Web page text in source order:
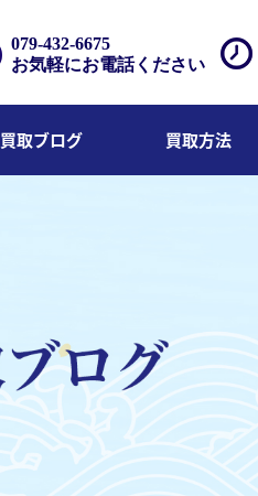
079-432-6675
お気軽にお電話ください
買取ブログ 買取方法